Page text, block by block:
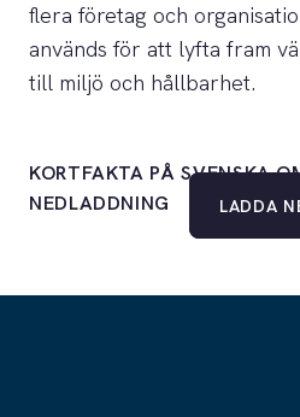
flera företag och
används för att lyfta fram
till miljö och hållbarhet.
KORTFAKTA PÅ SVENSKA
NEDLADDNING
LADDA